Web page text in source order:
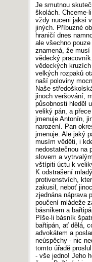
Je smutnou
školách. Chceme-
vždy nuceni jaksi
jiných. Příbuzné
hraničí dnes
ale všechno
znamená, že
vědecký
vědeckých
velkých rozpaků
naší poloviny
Naše
jinoch veršování,
působnosti hleděl
veliký pán, a
jmenuje Antonín,
narození. Pan
jmenuje. Ale jaký
musím věděti, i
nedostatečnou na
slovem a
vštípiti úctu k
K odstrašení
protivenstvích,
zakusil, neboť
zjednána náprava
poučení mládeže
básníkem a
Píše-li básník
bařtipán, ať dělá,
advokátem a
neúspěchy - nic
tomto úřadě
- vše jedno! Jeho